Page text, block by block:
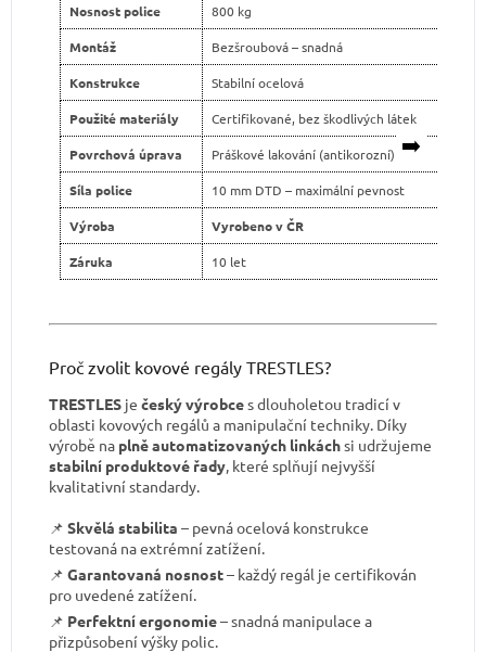
➡️
Nosnost police 800 kg
Montáž Bezšroubová – snadná
Konstrukce Stabilní ocelová
Použité materiály Certifikované, bez škodlivých látek
Povrchová úprava Práškové lakování (antikorozní)
Síla police 10 mm DTD – maximální pevnost
Výroba Vyrobeno v ČR
Záruka 10 let
Proč zvolit kovové regály TRESTLES?
TRESTLES je český výrobces dlouholetou tradicí v
oblasti kovových regálů a manipulační techniky. Díky
výrobě na plně automatizovaných linkáchsi udržujeme
stabilní produktové řady, které splňují nejvyšší
kvalitativní standardy.
📌 Skvělá stabilita – pevná ocelová konstrukce
testovaná na extrémní zatížení.
📌 Garantovaná nosnost– každý regál je certifikován
pro uvedené zatížení.
📌 Perfektní ergonomie– snadná manipulace a
přizpůsobení výšky polic.